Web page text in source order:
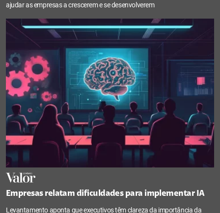
ajudar as empresas a crescerem e se desenvolverem
Empresas relatam dificuldades para implementar IA
Levantamento aponta que executivos têm clareza da importância da